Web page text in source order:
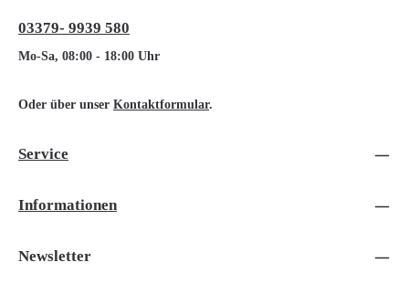
03379- 9939 580
Mo-Sa, 08:00 - 18:00 Uhr
Oder über unser Kontaktformular.
Service
Informationen
Newsletter